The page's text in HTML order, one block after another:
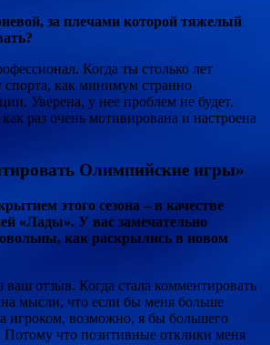
за плечами которой тяжелый
Когда ты столько лет
спорта, как минимум странно
Уверена, у нее проблем не будет.
раз очень мотивирована и настроена
Олимпийские игры»
этого сезона – в качестве
«Лады». У вас замечательно
как раскрылись в новом
ваш отзыв. Когда стала комментировать
мысли, что если бы меня больше
игроком, возможно, я бы большего
Потому что позитивные отклики меня